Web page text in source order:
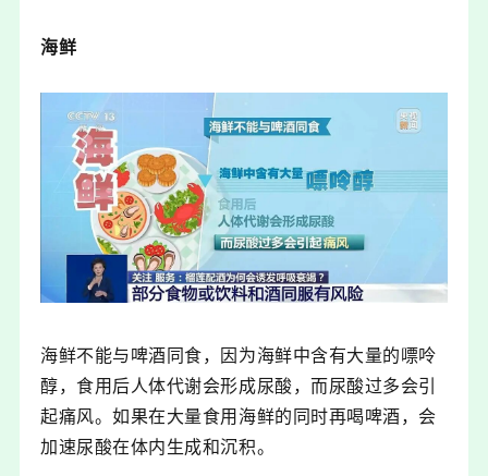
海鲜
海鲜不能与啤酒同食，因为海鲜中含有大量的嘌呤
醇，食用后人体代谢会形成尿酸，而尿酸过多会引
起痛风。如果在大量食用海鲜的同时再喝啤酒，会
加速尿酸在体内生成和沉积。